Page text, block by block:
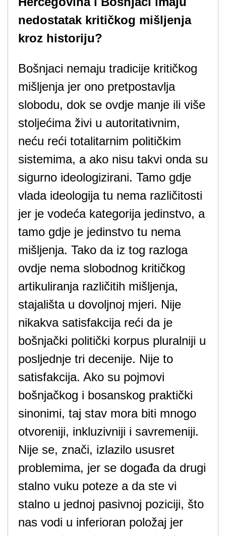
nedostatak kritičkog mišljenja
kroz historiju?
Bošnjaci nemaju tradicije kritičkog
mišljenja jer ono pretpostavlja
slobodu, dok se ovdje manje ili više
stoljećima živi u autoritativnim,
neću reći totalitarnim političkim
sistemima, a ako nisu takvi onda su
sigurno ideologizirani. Tamo gdje
vlada ideologija tu nema različitosti
jer je vodeća kategorija jedinstvo, a
tamo gdje je jedinstvo tu nema
mišljenja. Tako da iz tog razloga
ovdje nema slobodnog kritičkog
artikuliranja različitih mišljenja,
stajališta u dovoljnoj mjeri. Nije
nikakva satisfakcija reći da je
bošnjački politički korpus pluralniji u
posljednje tri decenije. Nije to
satisfakcija. Ako su pojmovi
bošnjačkog i bosanskog praktički
sinonimi, taj stav mora biti mnogo
otvoreniji, inkluzivniji i savremeniji.
Nije se, znači, izlazilo ususret
problemima, jer se događa da drugi
stalno vuku poteze a da ste vi
stalno u jednoj pasivnoj poziciji, što
nas vodi u inferioran položaj jer